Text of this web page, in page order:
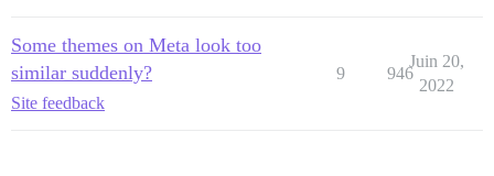
Some themes on Meta look too
similar suddenly?
Site feedback
9 946
Juin 20,
2022